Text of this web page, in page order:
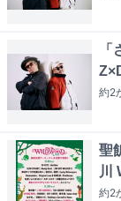
約2
聖
川
約2